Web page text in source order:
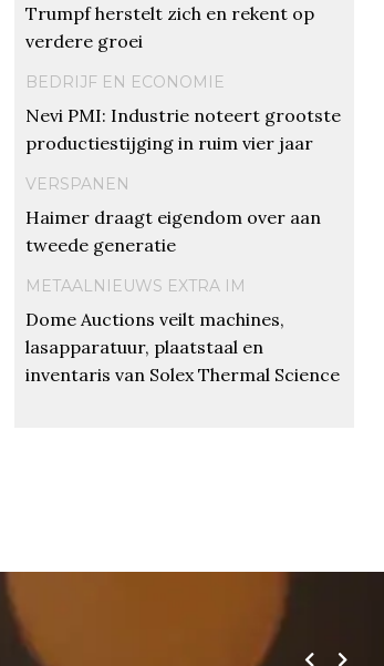
Trumpf herstelt zich en rekent op
verdere groei
BEDRIJF EN ECONOMIE
Nevi PMI: Industrie noteert grootste
productiestijging in ruim vier jaar
VERSPANEN
Haimer draagt eigendom over aan
tweede generatie
METAALNIEUWS EXTRA IM
Dome Auctions veilt machines,
lasapparatuur, plaatstaal en
inventaris van Solex Thermal Science